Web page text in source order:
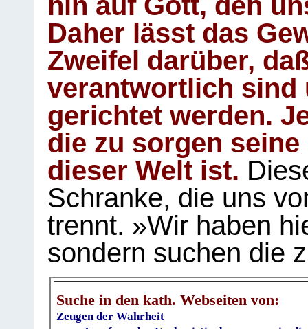
Daher lässt das
Zweifel darüber,
verantwortlich sind
gerichtet werden.
die zu sorgen
dieser Welt ist.
Schranke, die uns
trennt. »Wir haben
sondern suchen die
Suche in den kath. Webseiten von:
Zeugen der Wahrheit